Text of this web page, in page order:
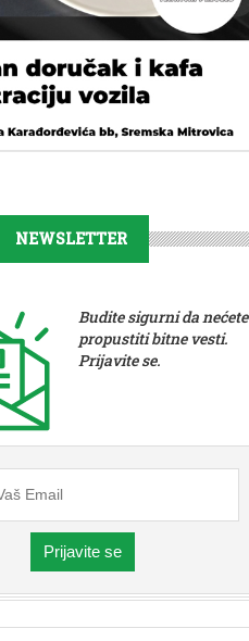
NEWSLETTER
Budite sigurni da nećete
propustiti bitne vesti.
Prijavite se.
Prijavite se